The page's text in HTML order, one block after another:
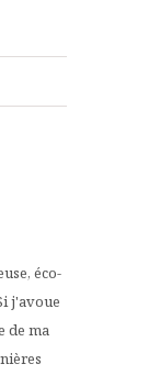
éco-
j'avoue
de ma